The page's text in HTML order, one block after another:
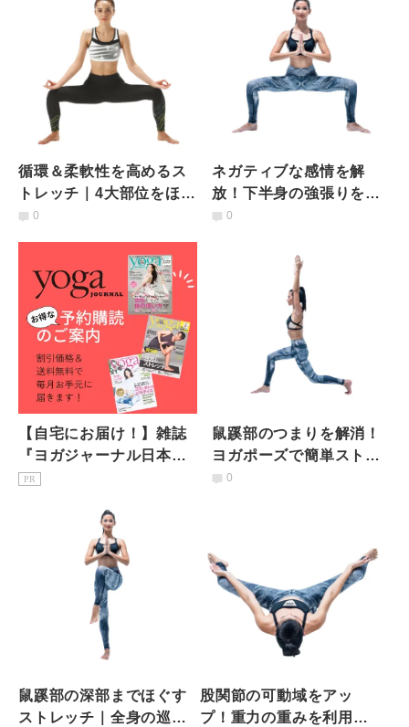
循環＆柔軟性を高めるス
トレッチ｜4大部位をほぐ
してケガ予防＆アーサナ
0
ネガティブな感情を解
放！下半身の強張りをほ
ぐすストレッチ
0
【自宅にお届け！】雑誌
『ヨガジャーナル日本
版』予約購読のご案内
PR
鼠蹊部のつまりを解消！
ヨガポーズで簡単ストレ
ッチ
0
鼠蹊部の深部までほぐす
ストレッチ｜全身の巡り
股関節の可動域をアッ
プ！重力の重みを利用し